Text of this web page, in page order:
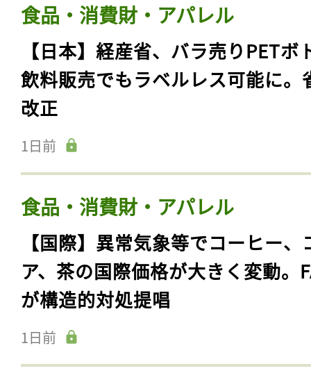
食品・消費財・アパレル
【日本】経産省、バラ売りPETボ
飲料販売でもラベルレス可能に。
改正
1日前
食品・消費財・アパレル
【国際】異常気象等でコーヒー、
ア、茶の国際価格が大きく変動。
が構造的対処提唱
1日前